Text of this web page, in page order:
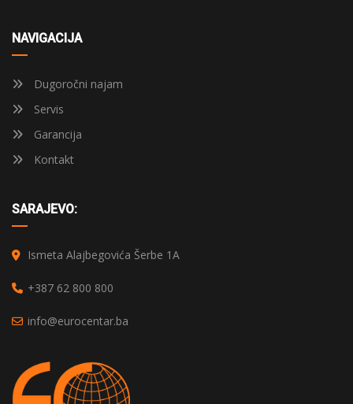
NAVIGACIJA
Dugoročni najam
Servis
Garancija
Kontakt
SARAJEVO:
Ismeta Alajbegovića Šerbe 1A
+387 62 800 800
info@eurocentar.ba